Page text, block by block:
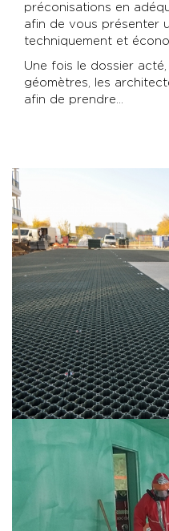
préconisations en
afin de vous présenter
techniquement et
Une fois le dossier
géomètres, les
afin de prendre...